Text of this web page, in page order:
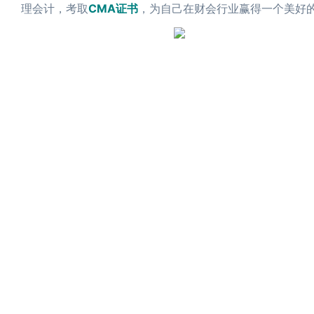
理会计，考取CMA证书 ，为自己在财会行业赢得一个美好